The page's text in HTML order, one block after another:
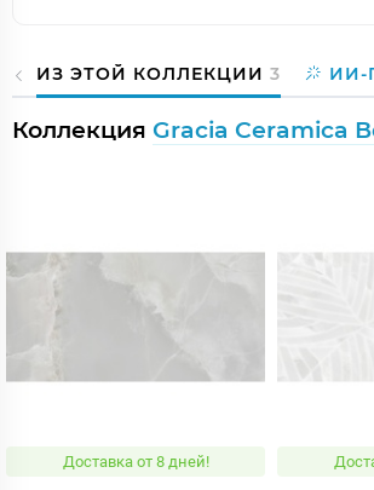
ИЗ ЭТОЙ КОЛЛЕКЦИИ 3 ИИ-
Коллекция Gracia Ceramica
Доставка от 8 дней!